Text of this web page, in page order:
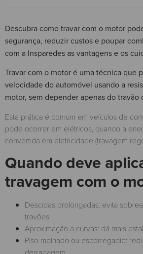
Descubra como travar com o motor
segurança, reduzir custos e poupar
com a Insparedes as vantagens e os
Travar com o motor é uma técnica que
velocidade do automóvel usando a
motor, sem depender apenas do travão
Esta prática é comum em veículos de
pode ocorrer em elétricos, quando a
convertida em eletricidade (travagem
Quando deve
travagem com o
Descidas prolongadas: evita
travões.
Aproximação a curvas: dá mais
Piso molhado ou escorregadio:
derrapagem.